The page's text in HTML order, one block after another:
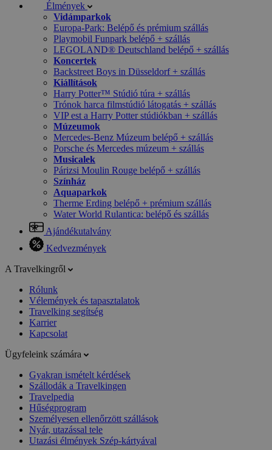
Élmények
Vidámparkok
Europa-Park: Belépő és prémium szállás
Playmobil Funpark belépő + szállás
LEGOLAND® Deutschland belépő + szállás
Koncertek
Backstreet Boys in Düsseldorf + szállás
Kiállítások
Harry Potter™ Stúdió túra + szállás
Trónok harca filmstúdió látogatás + szállás
VIP est a Harry Potter stúdiókban + szállás
Múzeumok
Mercedes-Benz Múzeum belépő + szállás
Porsche és Mercedes múzeum + szállás
Musicalek
Párizsi Moulin Rouge belépő + szállás
Színház
Aquaparkok
Therme Erding belépő + prémium szállás
Water World Rulantica: belépő és szállás
Ajándékutalvány
Kedvezmények
A Travelkingről
Rólunk
Vélemények és tapasztalatok
Travelking segítség
Karrier
Kapcsolat
Ügyfeleink számára
Gyakran ismételt kérdések
Szállodák a Travelkingen
Travelpedia
Hűségprogram
Személyesen ellenőrzött szállások
Nyár, utazással tele
Utazási élmények Szép-kártyával